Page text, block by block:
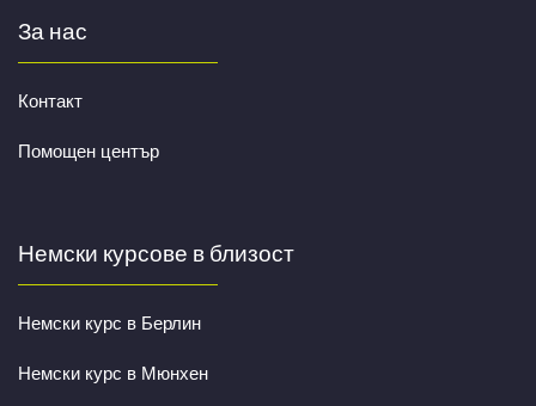
За нас
Контакт
Помощен център
Немски курсове в близост
Немски курс в Берлин
Немски курс в Мюнхен